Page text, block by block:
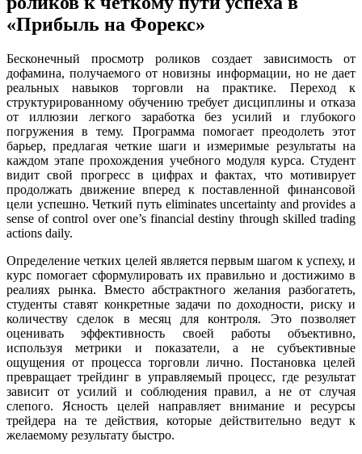
«Прибыль на Форекс»
Бесконечный просмотр роликов создает зависимость от
дофамина, получаемого от новизны информации, но не дает
реальных навыков торговли на практике. Переход к
структурированному обучению требует дисциплины и отказа
от иллюзии легкого заработка без усилий и глубокого
погружения в тему. Программа помогает преодолеть этот
барьер, предлагая четкие шаги и измеримые результаты на
каждом этапе прохождения учебного модуля курса. Студент
видит свой прогресс в цифрах и фактах, что мотивирует
продолжать движение вперед к поставленной финансовой
цели успешно. Четкий путь eliminates uncertainty and provides a
sense of control over one’s financial destiny through skilled trading
actions daily.
Определение четких целей является первым шагом к успеху, и
курс помогает сформулировать их правильно и достижимо в
реалиях рынка. Вместо абстрактного желания разбогатеть,
студенты ставят конкретные задачи по доходности, риску и
количеству сделок в месяц для контроля. Это позволяет
оценивать эффективность своей работы объективно,
используя метрики и показатели, а не субъективные
ощущения от процесса торговли лично. Постановка целей
превращает трейдинг в управляемый процесс, где результат
зависит от усилий и соблюдения правил, а не от случая
слепого. Ясность целей направляет внимание и ресурсы
трейдера на те действия, которые действительно ведут к
желаемому результату быстро.